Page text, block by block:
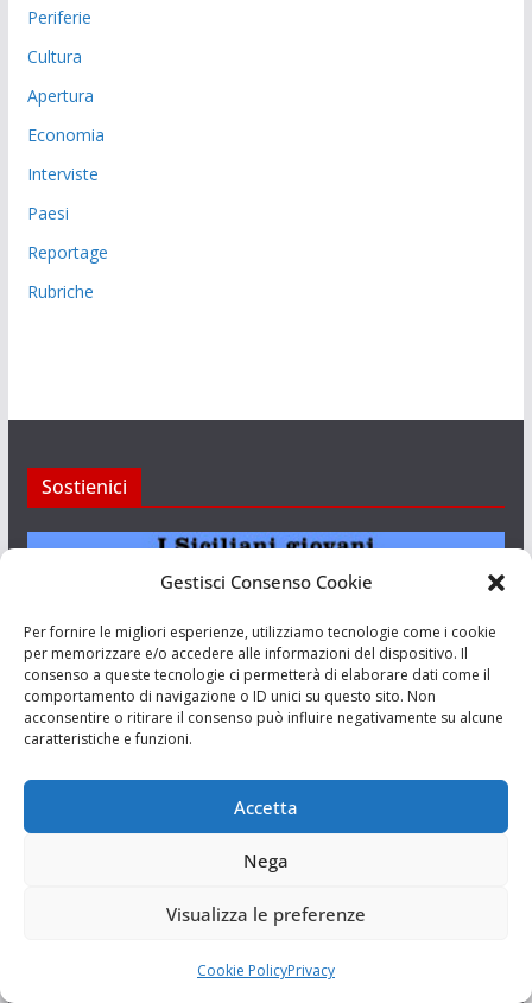
Gestisci Consenso Cookie
Per fornire le migliori esperienze, utilizziamo tecnologie come i cookie
per memorizzare e/o accedere alle informazioni del dispositivo. Il
consenso a queste tecnologie ci permetterà di elaborare dati come il
comportamento di navigazione o ID unici su questo sito. Non
acconsentire o ritirare il consenso può influire negativamente su alcune
caratteristiche e funzioni.
Accetta
Nega
Visualizza le preferenze
Cookie PolicyPrivacy
Periferie
Cultura
Apertura
Economia
Interviste
Paesi
Reportage
Rubriche
Sostienici
Aut. del tribunale di Catania n.23/2011 del 20/09/2011 Dir.
Associazione Culturale I Siciliani Giovani